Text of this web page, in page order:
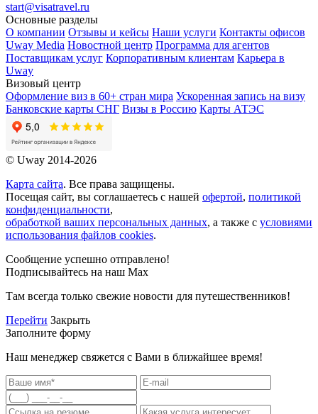
start@visatravel.ru
Основные разделы
О компании Отзывы и кейсы Наши услуги Контакты офисов
Uway Media Новостной центр Программа для агентов
Поставщикам услуг Корпоративным клиентам Карьера в
Uway
Визовый центр
Оформление виз в 60+ стран мира Ускоренная запись на визу
Банковские карты СНГ Визы в Россию Карты АТЭС
© Uway 2014-2026
Карта сайта. Все права защищены.
Посещая сайт, вы соглашаетесь с нашей офертой, политикой
конфиденциальности,
обработкой ваших персональных данных, а также с условиями
использования файлов cookies.
Сообщение успешно отправлено!
Подписывайтесь на наш Max
Там всегда только свежие новости для путешественников!
Перейти Закрыть
Заполните форму
Наш менеджер свяжется с Вами в ближайшее время!